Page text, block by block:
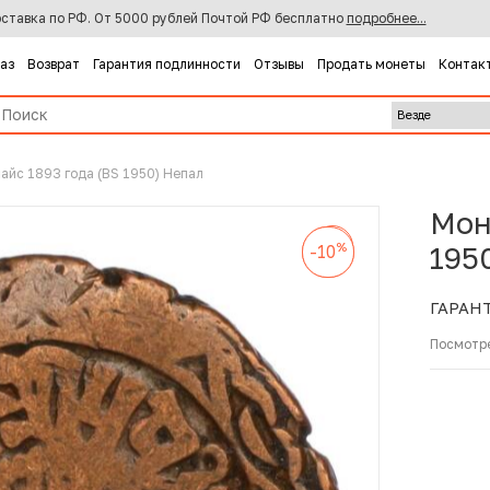
по РФ. От 5000 рублей Почтой РФ бесплатно подробнее...
Возврат Гарантия подлинности Отзывы Продать монеты
1893 года (BS 1950) Непал
-10%
-10%
-10%